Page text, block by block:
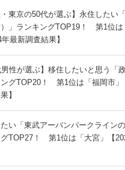
・東京の50代が選ぶ】永住したい
」ランキングTOP19！ 第1位は
年最新調査結果】
男性が選ぶ】移住したいと思う「
グTOP20！ 第1位は「福岡市」
】
い「東武アーバンパークライン
TOP27！ 第1位は「大宮」【